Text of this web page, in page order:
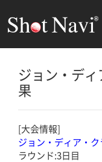
ジョン・デ
果
[大会情報]
ジョン・ディア・ク
ラウンド:3日目